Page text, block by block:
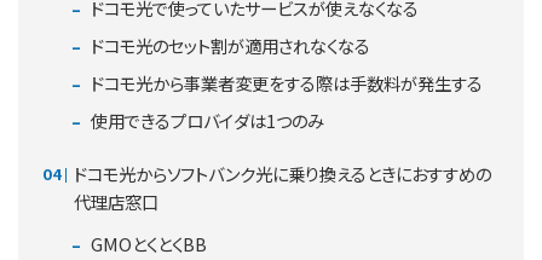
ドコモ光で使っていたサービスが使えなくなる
ドコモ光のセット割が適用されなくなる
ドコモ光から事業者変更をする際は手数料が発生する
使用できるプロバイダは1つのみ
ドコモ光からソフトバンク光に乗り換えるときにおすすめの
代理店窓口
GMOとくとくBB